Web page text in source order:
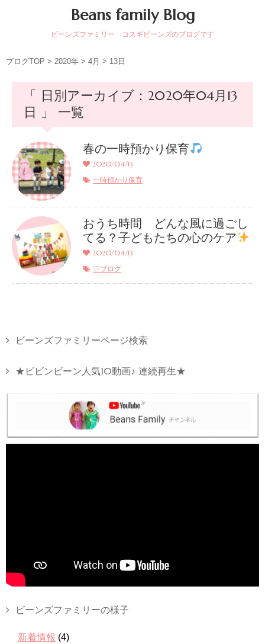
Beans family Blog
ビーンズファミリー コスギビーンズのブログです
ブログTOP > 2020年 > 4月 > 13日
「 日別アーカイブ：2020年04月13
日 」 一覧
春の一時預かり保育
2020/04/13
一時預かり保育
おうち時間 どんな風に過ごし
てる？子どもたちの心のケア
2020/04/13
♡ブログ
ビーンズファミリーページ検索
★ビビンビーン人気10動画♪ 連続再生★
ビーンズファミリーの様子
新着情報 (4)